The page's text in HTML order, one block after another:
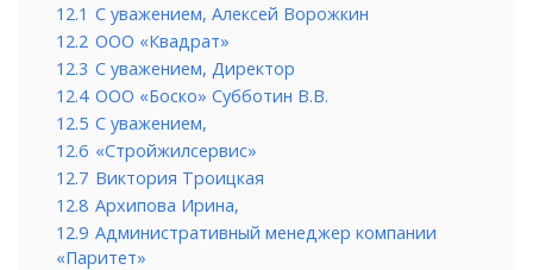
12.1 С уважением, Алексей Ворожкин
12.2 ООО «Квадрат»
12.3 С уважением, Директор
12.4 ООО «Боско» Субботин В.В.
12.5 С уважением,
12.6 «Стройжилсервис»
12.7 Виктория Троицкая
12.8 Архипова Ирина,
12.9 Административный менеджер компании
«Паритет»